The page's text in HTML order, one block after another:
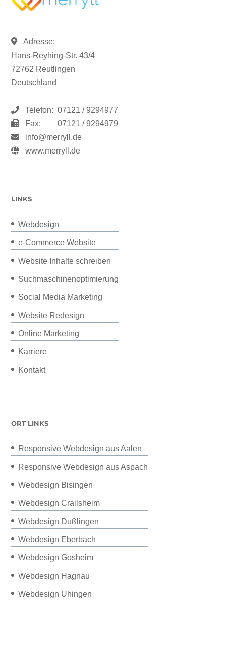
Adresse:
Hans-Reyhing-Str. 43/4
72762 Reutlingen
Deutschland
Telefon: 07121 / 9294977
Fax:
07121 / 9294979
info@merryll.de
www.merryll.de
LINKS
Webdesign
e-Commerce Website
Website Inhalte schreiben
Suchmaschinenoptimierung
Social Media Marketing
Website Redesign
Online Marketing
Karriere
Kontakt
ORT LINKS
Responsive Webdesign aus Aalen
Responsive Webdesign aus Aspach
Webdesign Bisingen
Webdesign Crailsheim
Webdesign Dußlingen
Webdesign Eberbach
Webdesign Gosheim
Webdesign Hagnau
Webdesign Uhingen